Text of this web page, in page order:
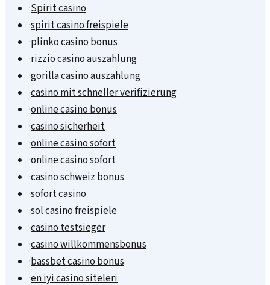
·Spirit casino
·spirit casino freispiele
·plinko casino bonus
·rizzio casino auszahlung
·gorilla casino auszahlung
·casino mit schneller verifizierung
·online casino bonus
·casino sicherheit
·online casino sofort
·online casino sofort
·casino schweiz bonus
·sofort casino
·sol casino freispiele
·casino testsieger
·casino willkommensbonus
·bassbet casino bonus
·en iyi casino siteleri